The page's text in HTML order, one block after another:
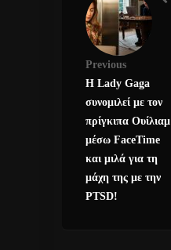
Previous
Η Lady Gaga
συνομιλεί με τον
πρίγκιπα Ουίλιαμ
μέσω FaceTime
και μιλά για τη
μάχη της με την
PTSD!